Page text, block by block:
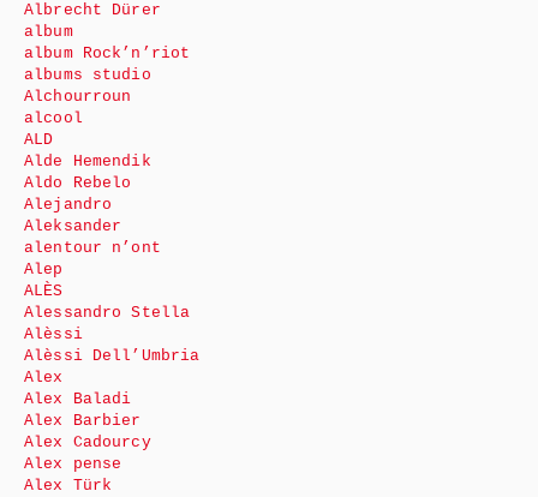
Albrecht Dürer
album
album Rock’n’riot
albums studio
Alchourroun
alcool
ALD
Alde Hemendik
Aldo Rebelo
Alejandro
Aleksander
alentour n’ont
Alep
ALÈS
Alessandro Stella
Alèssi
Alèssi Dell’Umbria
Alex
Alex Baladi
Alex Barbier
Alex Cadourcy
Alex pense
Alex Türk